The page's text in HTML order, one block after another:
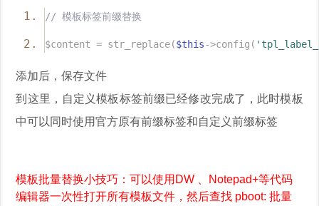
// 模板标签前缀替换
$content = str_replace($this->config(
添加后，保存文件
到这里，自定义模板标签前缀已经修改完成了，此时模板
中可以同时使用官方原有前缀标签和自定义前缀标签
模板批量替换小技巧：可以使用DW 、Notepad+等代码
编辑器一次性打开所有模板文件，然后查找 pboot:批量